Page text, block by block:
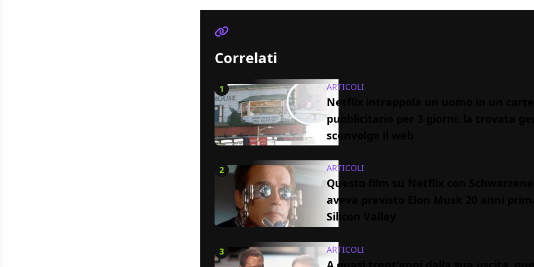
Correlati
1 ARTICOLI
Netflix intrappola un uomo in un
pubblicitario per 3 giorni: la trovata
sconvolge il web
2 ARTICOLI
Questo film su Netflix con
aveva previsto Elon Musk 20 anni
Silicon Valley
3 ARTICOLI